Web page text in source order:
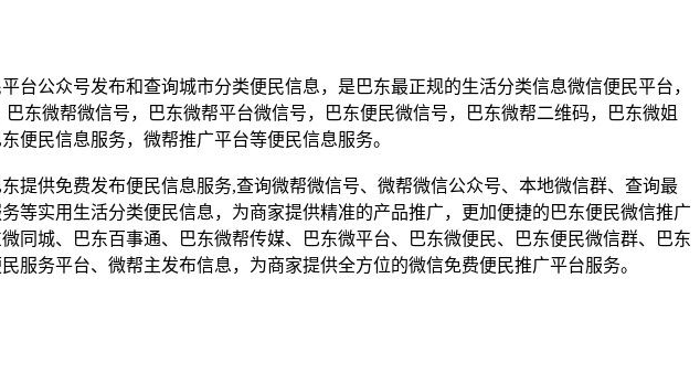
公众号发布和查询城市分类便民信息，是巴东最正规的生活分类信息微信便民平台，
东微帮微信号，巴东微帮平台微信号，巴东便民微信号，巴东微帮二维码，巴东微姐
便民信息服务，微帮推广平台等便民信息服务。
提供免费发布便民信息服务,查询微帮微信号、微帮微信公众号、本地微信群、查询最
实用生活分类便民信息，为商家提供精准的产品推广，更加便捷的巴东便民微信推广
城、巴东百事通、巴东微帮传媒、巴东微平台、巴东微便民、巴东便民微信群、巴东
务平台、微帮主发布信息，为商家提供全方位的微信免费便民推广平台服务。